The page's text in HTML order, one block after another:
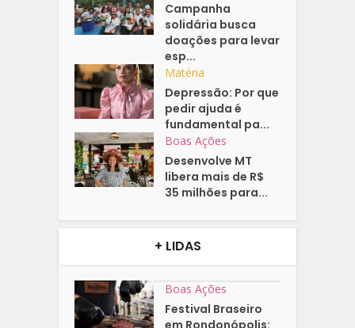
Campanha
solidária busca
doações para levar
esp...
Matéria
Depressão: Por que
pedir ajuda é
fundamental pa...
Boas Ações
Desenvolve MT
libera mais de R$
35 milhões para...
+ LIDAS
Boas Ações
Festival Braseiro